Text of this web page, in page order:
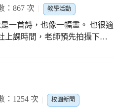
：867 次 教學活動
一首詩，也像一幅畫。 也很適
上課時間，老師預先拍攝下文
靜老師而言，妥妥就是一張動
都是好作品，老師也鼓勵小小
子們經過前幾次上課的拍攝
不斷湧現，很快就拍出很多美
：1254 次 校園新聞